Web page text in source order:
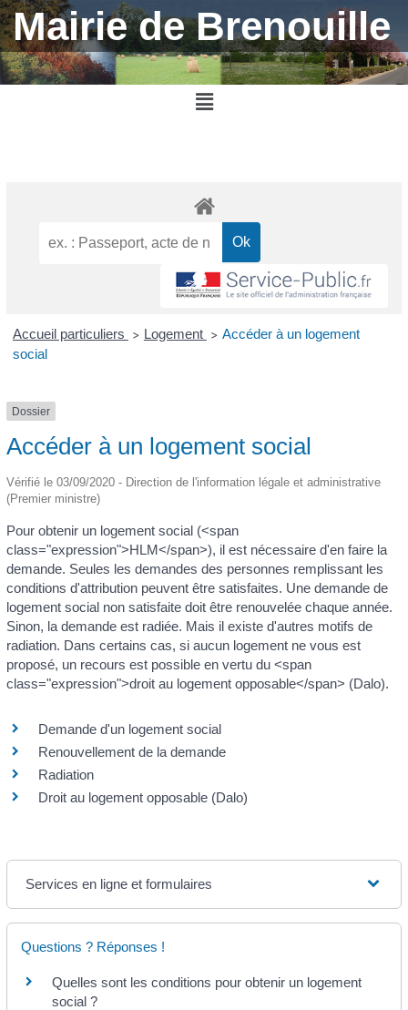
Aller
au
contenu
Mairie de Brenouille
Menu
Accueil particuliers > Logement > Accéder à un logement
social
Dossier
Accéder à un logement social
Vérifié le 03/09/2020 - Direction de l'information légale et administrative
(Premier ministre)
Pour obtenir un logement social (<span
class="expression">HLM</span>), il est nécessaire d'en faire la
demande. Seules les demandes des personnes remplissant les
conditions d'attribution peuvent être satisfaites. Une demande de
logement social non satisfaite doit être renouvelée chaque année.
Sinon, la demande est radiée. Mais il existe d'autres motifs de
radiation. Dans certains cas, si aucun logement ne vous est
proposé, un recours est possible en vertu du <span
class="expression">droit au logement opposable</span> (Dalo).
Demande d'un logement social
Renouvellement de la demande
Radiation
Droit au logement opposable (Dalo)
Services en ligne et formulaires
Questions ? Réponses !
Quelles sont les conditions pour obtenir un logement
social ?